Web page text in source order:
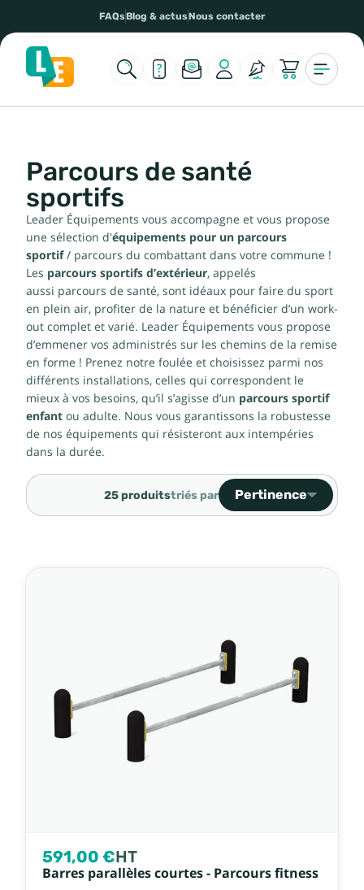
FAQsBlog & actusNous contacter
Parcours de santé
sportifs
Leader Équipements vous accompagne et vous propose
une sélection d'équipements pour un parcours
sportif/ parcours du combattant dans votre commune !
Les parcours sportifs d’extérieur, appelés
aussi parcours de santé, sont idéaux pour faire du sport
en plein air, profiter de la nature et bénéficier d’un work-
out complet et varié. Leader Équipements vous propose
d’emmener vos administrés sur les chemins de la remise
en forme ! Prenez notre foulée et choisissez parmi nos
différents installations, celles qui correspondent le
mieux à vos besoins, qu’il s’agisse d’un parcours sportif
enfant ou adulte. Nous vous garantissons la robustesse
de nos équipements qui résisteront aux intempéries
dans la durée.
25 produitstriés par Pertinence
Prix, décroissant
Référence, A à Z
591,00 €HT
Barres parallèles courtes - Parcours fitness